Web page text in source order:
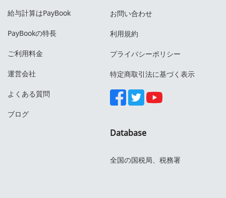
給与計算はPayBook
PayBookの特長
ご利用料金
運営会社
よくある質問
ブログ
お問い合わせ
利用規約
プライバシーポリシー
特定商取引法に基づく表示
Database
全国の国税局、税務署